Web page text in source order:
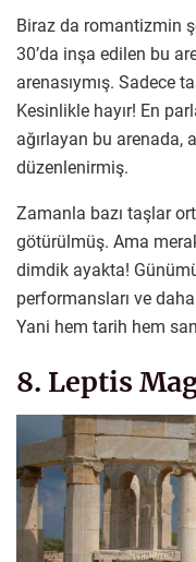
Biraz da romantizmin
30’da inşa edilen bu
arenasıymış. Sadece
Kesinlikle hayır! En
ağırlayan bu arenada,
düzenlenirmiş.
Zamanla bazı taşlar
götürülmüş. Ama
dimdik ayakta!
performansları ve
Yani hem tarih hem
8. Leptis